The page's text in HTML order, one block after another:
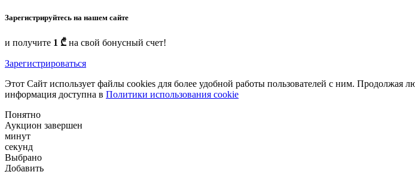
Зарегистрируйтесь на нашем сайте
и получите 1 ₾ на свой бонусный счет!
Зарегистрироваться
Этот Сайт использует файлы cookies для более удобной работы пользователей с ним. Продолжая
информация доступна в Политики использования cookie
Понятно
Аукцион завершен
минут
секунд
Выбрано
Добавить